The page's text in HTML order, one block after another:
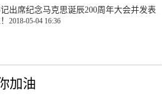
出席纪念马克思诞辰200周年大会并发表
2018-05-04 16:36
加油